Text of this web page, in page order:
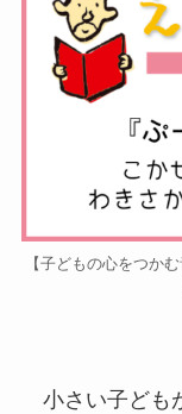
【子どもの心をつか
小さい子ども